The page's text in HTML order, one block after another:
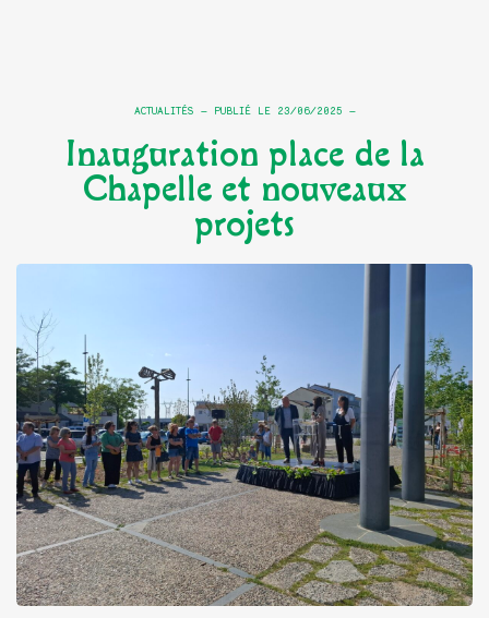
ACTUALITÉS PUBLIÉ LE 23/06/2025
Inauguration place de la
Chapelle et nouveaux
projets